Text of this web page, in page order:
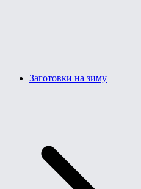
Заготовки на зиму